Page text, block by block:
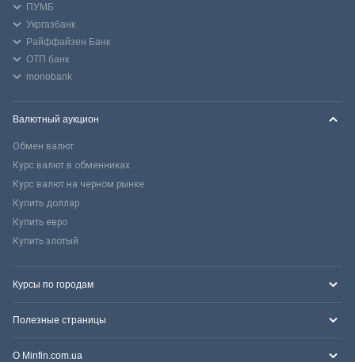
ПУМБ
Укргазбанк
Райффайзен Банк
ОТП банк
monobank
Валютный аукцион
Обмен валют
Курс валют в обменниках
Курс валют на черном рынке
Купить доллар
Купить евро
Купить злотый
Курсы по городам
Полезные страницы
О Minfin.com.ua